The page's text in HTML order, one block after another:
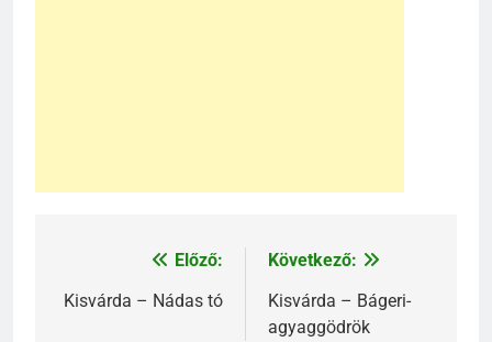
Bejegyzés
navigáció
Előző:
Kisvárda – Nádas tó
Következő:
Kisvárda – Bágeri-
agyaggödrök